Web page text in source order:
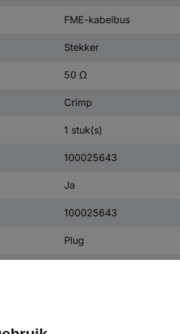
FME-kabelbus
Stekker
50 Ω
Crimp
1 stuk(s)
100025643
Ja
100025643
Plug